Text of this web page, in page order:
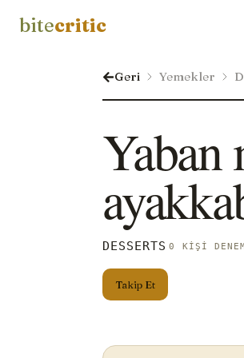
bitecritic
Geri Yemekler
Yaban
DESSERTS 0 KIŞI
Takip Et